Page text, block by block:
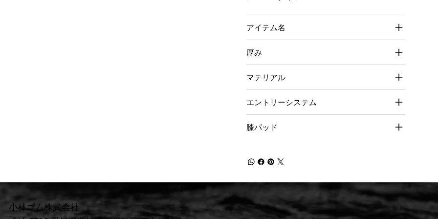
アイテム名
厚み
マテリアル
エントリーシステム
膝パッド
小林ゴム株式会社